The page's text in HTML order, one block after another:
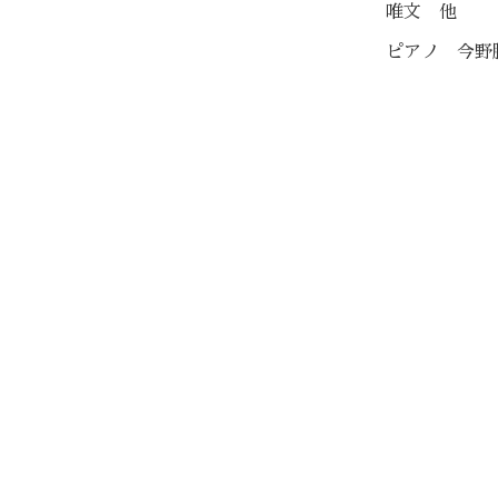
唯文 他
ピアノ 今野